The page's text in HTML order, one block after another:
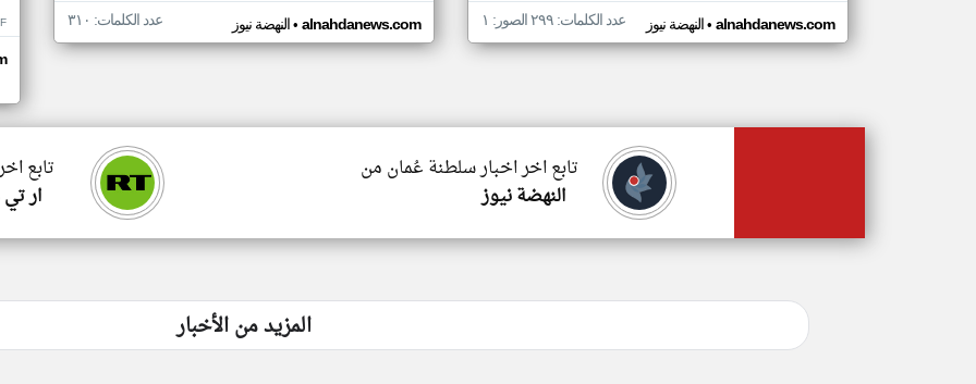
النهضة نيوز• alnahdanews.com عدد الكلمات: ٢٩٩ الصور: ١ النهضة نيوز• alnahdanews.com عدد الكلمات: ٣١٠
تابع
ار
تابع اخر اخبار سلطنة عُمان من
النهضة نيوز
المزيد من الأخبار